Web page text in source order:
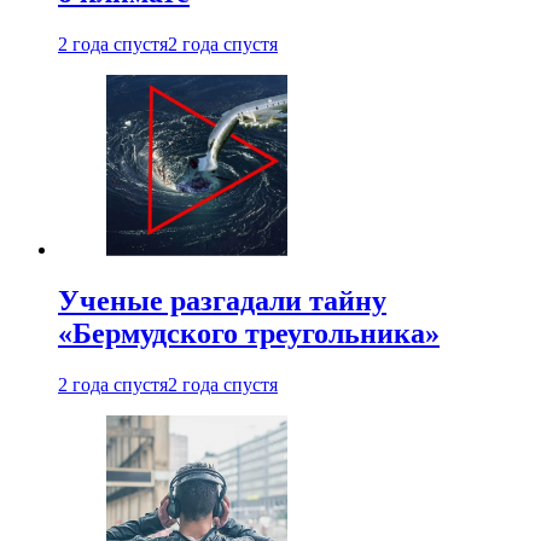
2 года спустя2 года спустя
Ученые разгадали тайну
«Бермудского треугольника»
2 года спустя2 года спустя